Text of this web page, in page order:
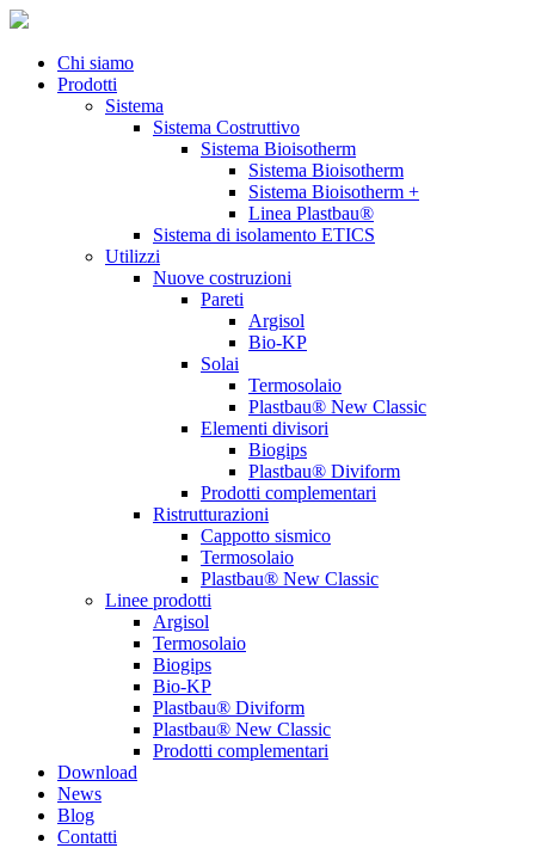
Chi siamo
Prodotti
Sistema
Sistema Costruttivo
Sistema Bioisotherm
Sistema Bioisotherm
Sistema Bioisotherm +
Linea Plastbau®
Sistema di isolamento ETICS
Utilizzi
Nuove costruzioni
Pareti
Argisol
Bio-KP
Solai
Termosolaio
Plastbau® New Classic
Elementi divisori
Biogips
Plastbau® Diviform
Prodotti complementari
Ristrutturazioni
Cappotto sismico
Termosolaio
Plastbau® New Classic
Linee prodotti
Argisol
Termosolaio
Biogips
Bio-KP
Plastbau® Diviform
Plastbau® New Classic
Prodotti complementari
Download
News
Blog
Contatti